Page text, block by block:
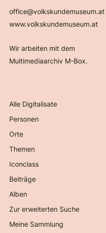
office@volkskundemuseum.at
www.volkskundemuseum.at
Wir arbeiten mit dem
Multimediaarchiv M-Box.
Alle Digitalisate
Personen
Orte
Themen
Iconclass
Beiträge
Alben
Zur erweiterten Suche
Meine Sammlung